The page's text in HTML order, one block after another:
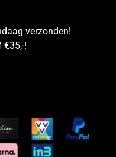
verzonden!
€35,-!